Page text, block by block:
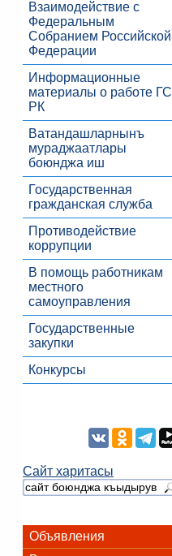
Взаимодействие с
Федеральным
Собранием Российской
Федерации
Информационные
материалы о работе ГС
РК
Ватандашларнынъ
мураджаатлары
боюнджа иш
Государственная
гражданская служба
Противодействие
коррупции
В помощь работникам
местного
самоуправления
Государственные
закупки
Конкурсы
Сайт харитасы
Объявления